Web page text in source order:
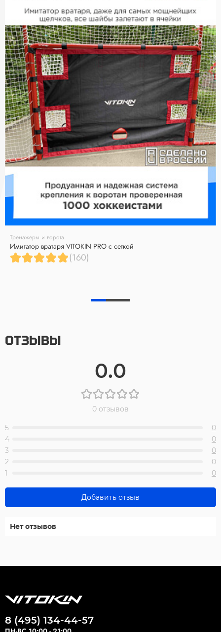
Тренажеры и ворота
Имитатор вратаря VITOKIN PRO с сеткой
(160)
ОТЗЫВЫ
0.0
0 отзывов
5
0
4
0
3
0
2
0
1
0
Добавить отзыв
Нет отзывов
8 (495) 134-44-57